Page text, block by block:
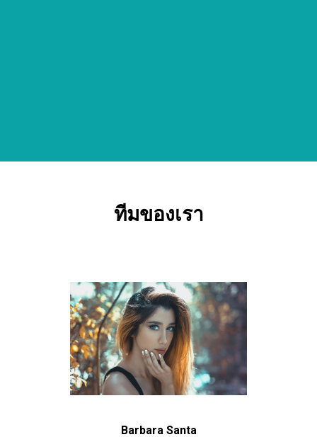
ทีมของเรา
Barbara Santa